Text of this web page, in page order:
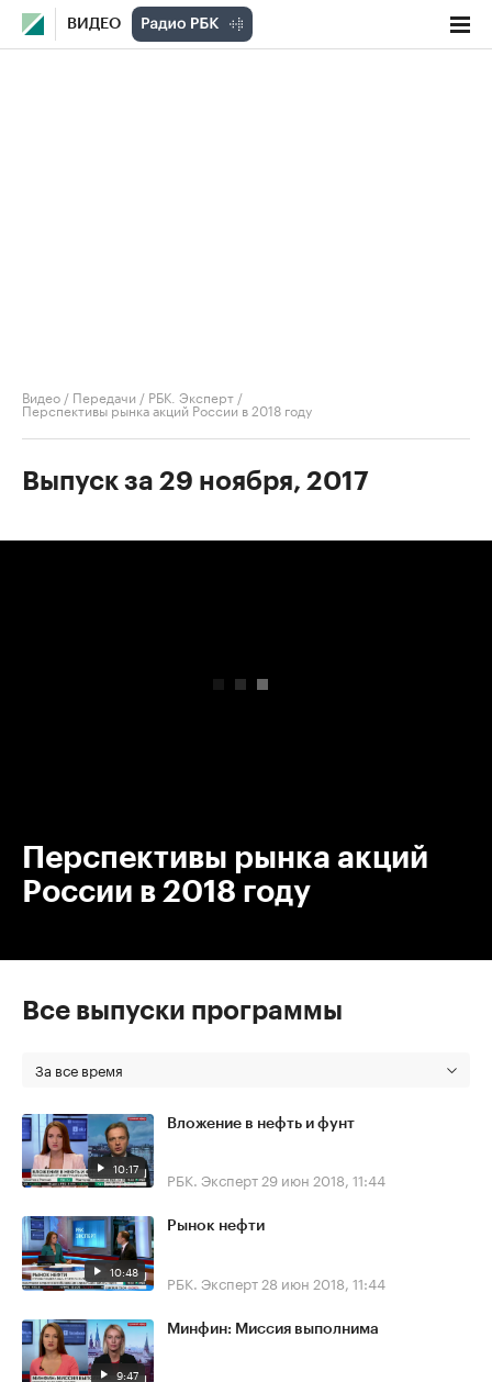
ВИДЕО
Видео / Передачи / РБК. Эксперт /
Перспективы рынка акций России в 2018 году
Выпуск за 29 ноября, 2017
Перспективы рынка акций
России в 2018 году
Все выпуски программы
За все время
10:17
Вложение в нефть и фунт
РБК. Эксперт 29 июн 2018, 11:44
10:48
Рынок нефти
РБК. Эксперт 28 июн 2018, 11:44
9:47
Минфин: Миссия выполнима